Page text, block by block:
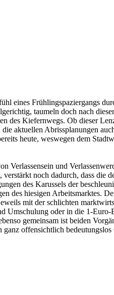
eines Frühlingspaziergangs
taumeln doch nach
des Kiefernwegs. Ob dieser
aktuellen Abrissplanungen
heute, weswegen dem
Verlassensein und
noch dadurch, dass die
des Karussels der
des hiesigen Arbeitsmarktes.
mit der schlichten
Umschulung oder in die 1-
gemeinsam ist beiden
offensichtlich